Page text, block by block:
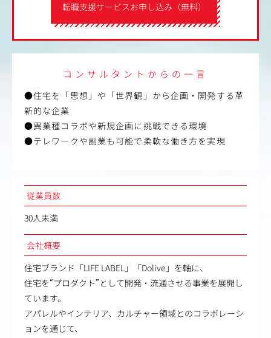
転職支援サービスお申し込み（無料）
コンサルタントからの一言
●住宅を「思想」や「世界観」から企画・開発する革
新的な企業
●異業種コラボや新規企画に挑戦できる環境
●テレワークや副業も可能で柔軟な働き方を実現
従業員数
30人未満
会社概要
住宅ブランド「LIFE LABEL」「Dolive」を軸に、
住宅を“プロダクト”として開発・流通させる事業を展開し
ています。
アパレルやインテリア、カルチャー領域とのコラボレーシ
ョンを通じて、